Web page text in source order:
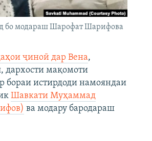
бо модараш Шарофат Шарифова
ҷиноӣ дар Вена,
дархости мақомоти
бораи истирдоди намояндаи
Шавкати Муҳаммад
ва модару бародараш